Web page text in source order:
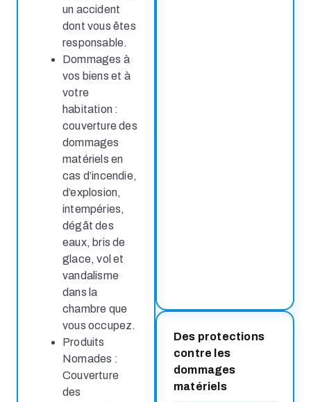
un accident
dont vous êtes
responsable.
Dommages à
vos biens et à
votre
habitation :
couverture des
dommages
matériels en
cas d’incendie,
d’explosion,
intempéries,
dégât des
eaux, bris de
glace, vol et
vandalisme
dans la
chambre que
vous occupez.
Produits
Nomades :
Couverture
des
Des protections
contre les
dommages
matériels